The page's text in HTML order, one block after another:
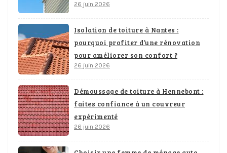
26 juin 2026
Isolation de toiture à Nantes :
pourquoi profiter d’une rénovation
pour améliorer son confort ?
26 juin 2026
Démoussage de toiture à Hennebont :
faites confiance à un couvreur
expérimenté
26 juin 2026